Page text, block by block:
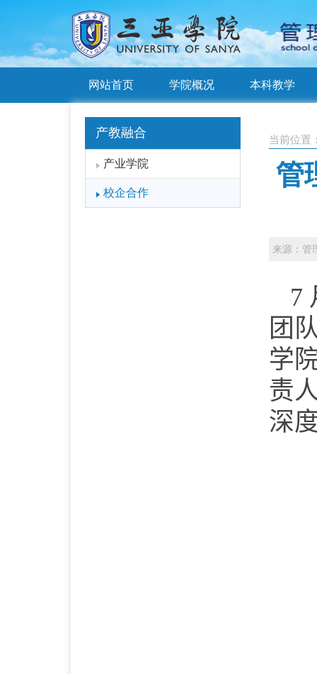
网站首页 学院概况 本科教学
产教融合
产业学院
校企合作
当前位置
管
来源：管
7
团
学
责
深